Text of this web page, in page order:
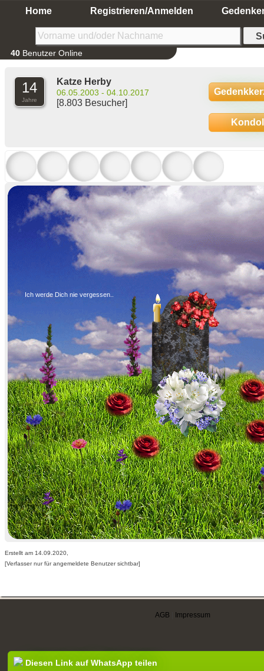
Home Registrieren/Anmelden
40 Benutzer Online
14
Jahre
Katze Herby
06.05.2003 - 04.10.2017
[8.803 Besucher]
Ich werde Dich nie vergessen..
Erstellt am 14.09.2020,
[Verfasser nur für angemeldete Benutzer sichtbar]
AGB Impressum
Diesen Link auf WhatsApp teilen